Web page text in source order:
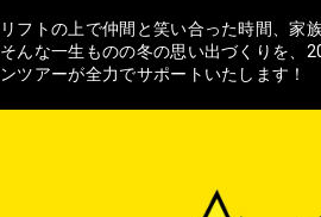
リフトの上で仲間と笑い合った時間、家
そんな一生ものの冬の思い出づくりを、
ンツアーが全力でサポートいたします！